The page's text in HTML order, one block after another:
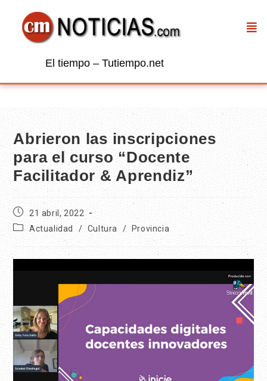
El tiempo – Tutiempo.net
Abrieron las inscripciones
para el curso “Docente
Facilitador & Aprendiz”
21 abril, 2022
Actualidad
/ Cultura / Provincia